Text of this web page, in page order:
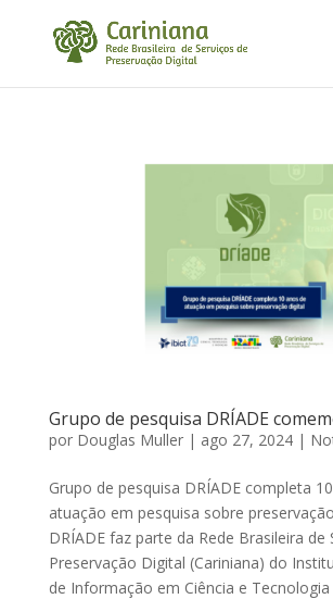
Grupo de pesquisa DRÍADE
por Douglas Muller| ago 27, 2024|
Grupo de pesquisa DRÍADE completa
atuação em pesquisa sobre
DRÍADE faz parte da Rede Brasileira de
Preservação Digital (Cariniana) do
de Informação em Ciência e